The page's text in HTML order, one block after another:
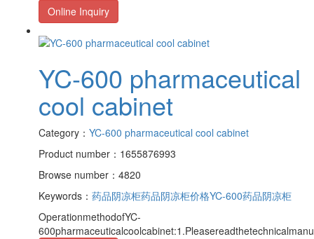
Online Inquiry
YC-600 pharmaceutical
cool cabinet
Category： YC-600 pharmaceutical cool cabinet
Product number：1655876993
Browse number：4820
Keywords： 药品阴凉柜药品阴凉柜价格YC-600药品阴凉柜
OperationmethodofYC-